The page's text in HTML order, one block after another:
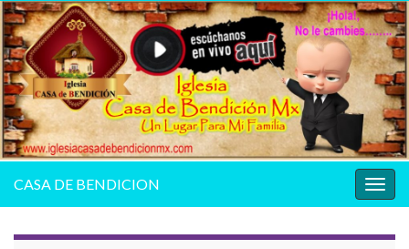
la
CASA DE BENDICION